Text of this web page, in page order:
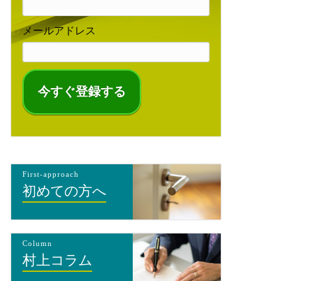
メールアドレス
First-approach
初めての方へ
Column
村上コラム